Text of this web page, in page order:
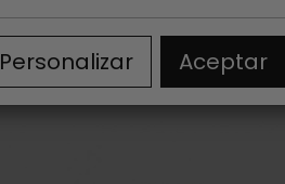
Personalizar Aceptar